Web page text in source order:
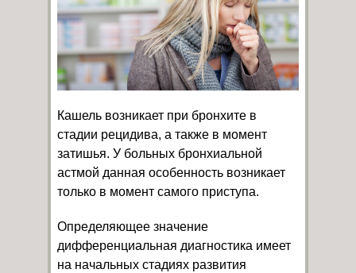
Кашель возникает при бронхите в
стадии рецидива, а также в момент
затишья. У больных бронхиальной
астмой данная особенность возникает
только в момент самого приступа.
Определяющее значение
дифференциальная диагностика имеет
на начальных стадиях развития